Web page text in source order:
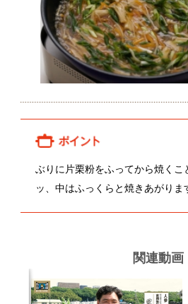
関連動画
吉岡秀敏さんの人参
関連レシピ